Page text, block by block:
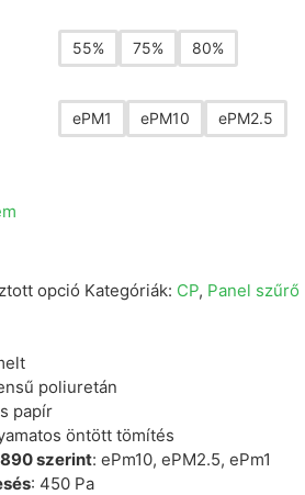
55% 75% 80%
ePM1 ePM10 ePM2.5
opció Kategóriák: CP, Panel szűrő
poliuretán
papír
öntött tömítés
szerint: ePm10, ePM2.5, ePm1
: 450 Pa